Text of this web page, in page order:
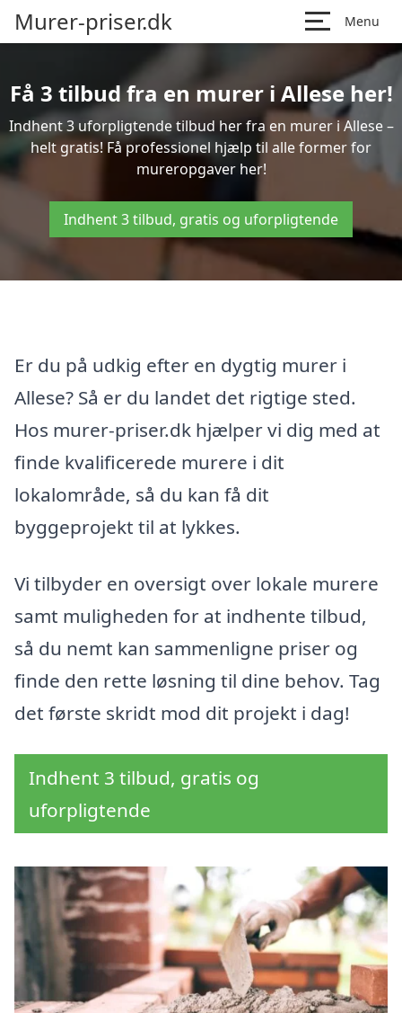
Murer-priser.dk Menu
Få 3 tilbud fra en murer i Allese her!
Indhent 3 uforpligtende tilbud her fra en murer i Allese –
helt gratis! Få professionel hjælp til alle former for
mureropgaver her!
Indhent 3 tilbud, gratis og uforpligtende
Er du på udkig efter en dygtig murer i
Allese? Så er du landet det rigtige sted.
Hos murer-priser.dk hjælper vi dig med at
finde kvalificerede murere i dit
lokalområde, så du kan få dit
byggeprojekt til at lykkes.
Vi tilbyder en oversigt over lokale murere
samt muligheden for at indhente tilbud,
så du nemt kan sammenligne priser og
finde den rette løsning til dine behov. Tag
det første skridt mod dit projekt i dag!
Indhent 3 tilbud, gratis og
uforpligtende